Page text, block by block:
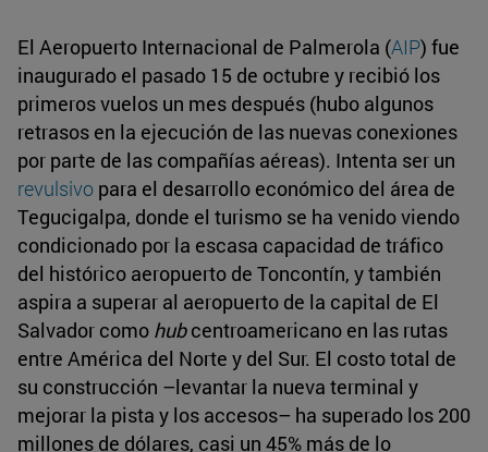
El Aeropuerto Internacional de Palmerola (AIP) fue
inaugurado el pasado 15 de octubre y recibió los
primeros vuelos un mes después (hubo algunos
retrasos en la ejecución de las nuevas conexiones
por parte de las compañías aéreas). Intenta ser un
revulsivo para el desarrollo económico del área de
Tegucigalpa, donde el turismo se ha venido viendo
condicionado por la escasa capacidad de tráfico
del histórico aeropuerto de Toncontín, y también
aspira a superar al aeropuerto de la capital de El
Salvador como hubcentroamericano en las rutas
entre América del Norte y del Sur. El costo total de
su construcción –levantar la nueva terminal y
mejorar la pista y los accesos– ha superado los 200
millones de dólares, casi un 45% más de lo